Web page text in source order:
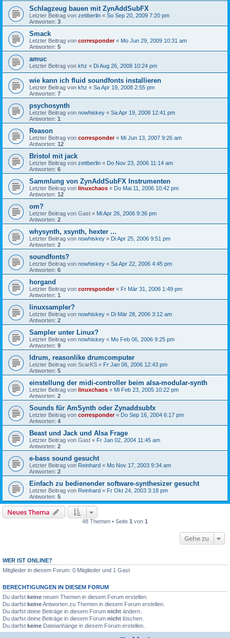
Schlagzeug bauen mit ZynAddSubFX
Letzter Beitrag von zettberlin « So Sep 20, 2009 7:20 pm
Antworten: 3
Smack
Letzter Beitrag von corresponder« Mo Jun 29, 2009 10:31 am
Antworten: 5
amuc
Letzter Beitrag von khz « Di Aug 26, 2008 10:24 pm
wie kann ich fluid soundfonts installieren
Letzter Beitrag von khz « Sa Apr 19, 2008 2:55 pm
Antworten: 7
psychosynth
Letzter Beitrag von nowhiskey « Sa Apr 19, 2008 12:41 pm
Antworten: 1
Reason
Letzter Beitrag von corresponder« Mi Jun 13, 2007 9:26 am
Antworten: 12
Bristol mit jack
Letzter Beitrag von zettberlin « Do Nov 23, 2006 11:14 am
Antworten: 6
Sammlung von ZynAddSubFX Instrumenten
Letzter Beitrag von linuxchaos « Do Mai 11, 2006 10:42 pm
Antworten: 12
om?
Letzter Beitrag von Gast « Mi Apr 26, 2006 9:36 pm
Antworten: 2
whysynth, xsynth, hexter ...
Letzter Beitrag von nowhiskey « Di Apr 25, 2006 9:51 pm
Antworten: 2
soundfonts?
Letzter Beitrag von nowhiskey « Sa Apr 22, 2006 4:45 pm
Antworten: 6
horgand
Letzter Beitrag von corresponder« Fr Mär 31, 2006 1:49 pm
Antworten: 1
linuxsampler?
Letzter Beitrag von nowhiskey « Di Mär 28, 2006 3:12 am
Antworten: 2
Sampler unter Linux?
Letzter Beitrag von nowhiskey « Mo Feb 06, 2006 9:25 pm
Antworten: 9
ldrum, reasonlike drumcomputer
Letzter Beitrag von ScarKS « Fr Jan 06, 2006 12:43 pm
Antworten: 5
einstellung der midi-controller beim alsa-modular-synth
Letzter Beitrag von linuxchaos « Mi Feb 23, 2005 10:22 pm
Antworten: 2
Sounds für AmSynth oder Zynaddsubfx
Letzter Beitrag von corresponder« Do Sep 16, 2004 6:17 pm
Antworten: 4
Beast und Jack und Alsa Frage
Letzter Beitrag von Gast « Fr Jan 02, 2004 11:45 am
Antworten: 2
e-bass sound gesucht
Letzter Beitrag von Reinhard « Mo Nov 17, 2003 9:34 am
Antworten: 2
Einfach zu bedienender software-synthesizer gesucht
Letzter Beitrag von Reinhard « Fr Okt 24, 2003 3:18 pm
Antworten: 5
Neues Thema
48 Themen • Seite 1 von 1
Gehe zu
WER IST ONLINE?
Mitglieder in diesem Forum: 0 Mitglieder und 1 Gast
BERECHTIGUNGEN IN DIESEM FORUM
Du darfst keine neuen Themen in diesem Forum erstellen.
Du darfst keineAntworten zu Themen in diesem Forum erstellen.
Du darfst deine Beiträge in diesem Forum nicht ändern.
Du darfst deine Beiträge in diesem Forum nicht löschen.
Du darfst keine Dateianhänge in diesem Forum erstellen.